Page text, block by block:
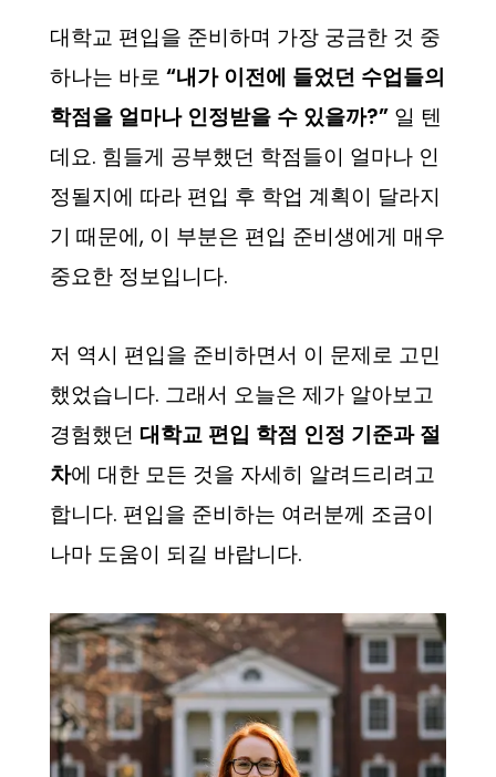
대학교 편입을 준비하며 가장 궁금한 것 중
하나는 바로 “내가 이전에 들었던 수업들의
학점을 얼마나 인정받을 수 있을까?” 일 텐
데요. 힘들게 공부했던 학점들이 얼마나 인
정될지에 따라 편입 후 학업 계획이 달라지
기 때문에, 이 부분은 편입 준비생에게 매우
중요한 정보입니다.
저 역시 편입을 준비하면서 이 문제로 고민
했었습니다. 그래서 오늘은 제가 알아보고
경험했던 대학교 편입 학점 인정 기준과 절
차에 대한 모든 것을 자세히 알려드리려고
합니다. 편입을 준비하는 여러분께 조금이
나마 도움이 되길 바랍니다.